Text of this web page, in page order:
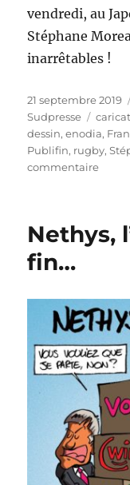
vendredi, au
Stéphane
inarrêtables !
Publié
le
21 septembre 2019
Sudpresse
dessin,enodia,
Publifin, rugby,
commentairesur
façon
Nethys,
fin…